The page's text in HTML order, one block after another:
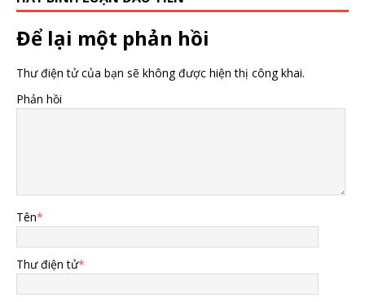
Để lại một phản hồi
Thư điện tử của bạn sẽ không được hiện thị công khai.
Phản hồi
Tên*
Thư điện tử*